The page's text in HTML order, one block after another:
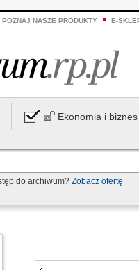
POZNAJ NASZE PRODUKTY E-
Ekonomia i biznes
do archiwum? Zobacz ofertę